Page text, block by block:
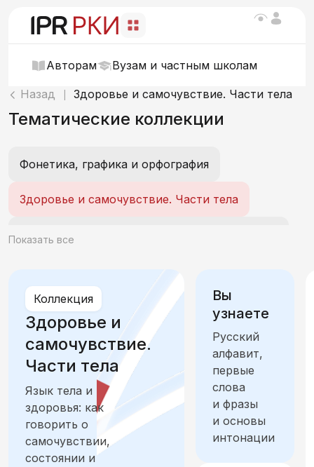
Авторам Вузам и частным школам
Назад Здоровье и самочувствие. Части тела
Тематические коллекции
Фонетика, графика и орфография
Здоровье и самочувствие. Части тела
Мой день. Распорядок, быт и действия
Учеба и работа Отдых и хобби
Еда и продукты
Жильё. Дом и интерьер
Показать все
Коллекция
Здоровье и
самочувствие.
Части тела
Язык тела и
здоровья: как
говорить о
самочувствии,
состоянии и
Вы
узнаете
Русский
алфавит,
первые
слова
и фразы
и основы
интонации